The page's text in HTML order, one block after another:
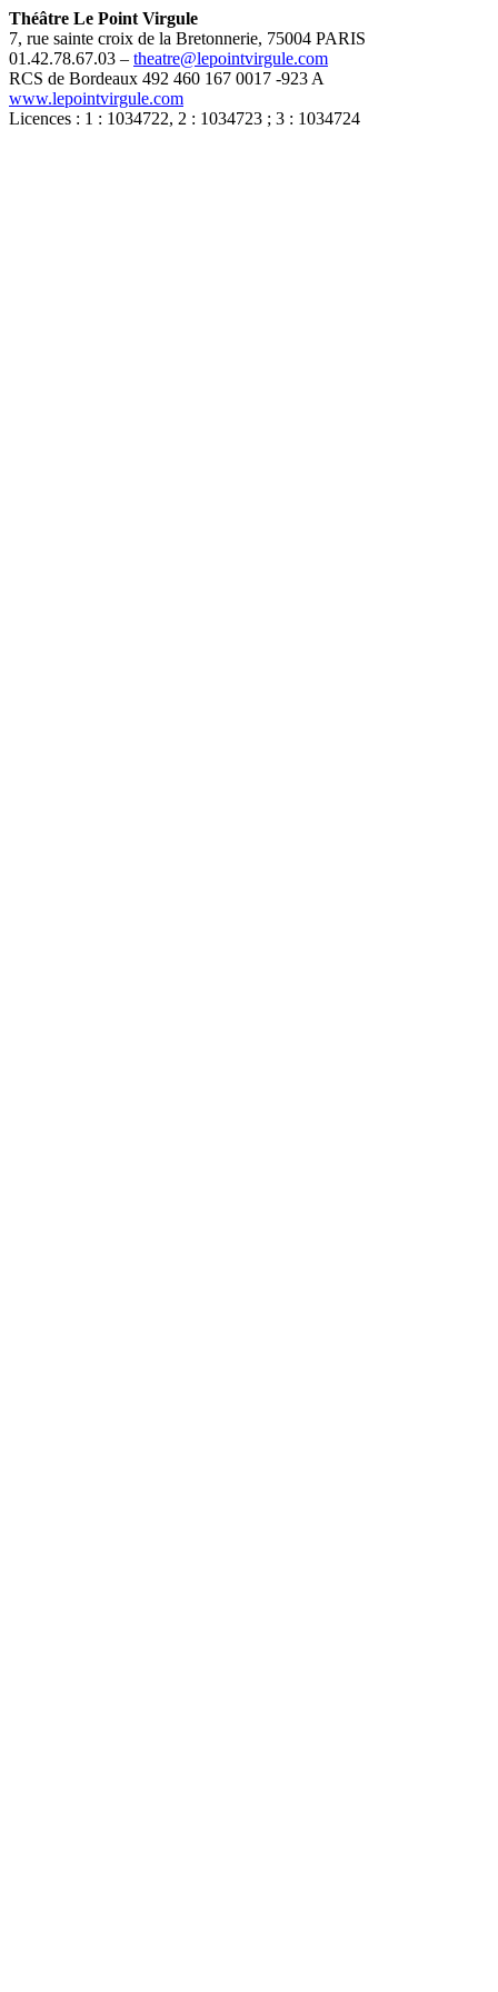
Théâtre Le Point Virgule
7, rue sainte croix de la Bretonnerie, 75004 PARIS
01.42.78.67.03 – theatre@lepointvirgule.com
RCS de Bordeaux 492 460 167 0017 -923 A
www.lepointvirgule.com
Licences : 1 : 1034722, 2 : 1034723 ; 3 : 1034724